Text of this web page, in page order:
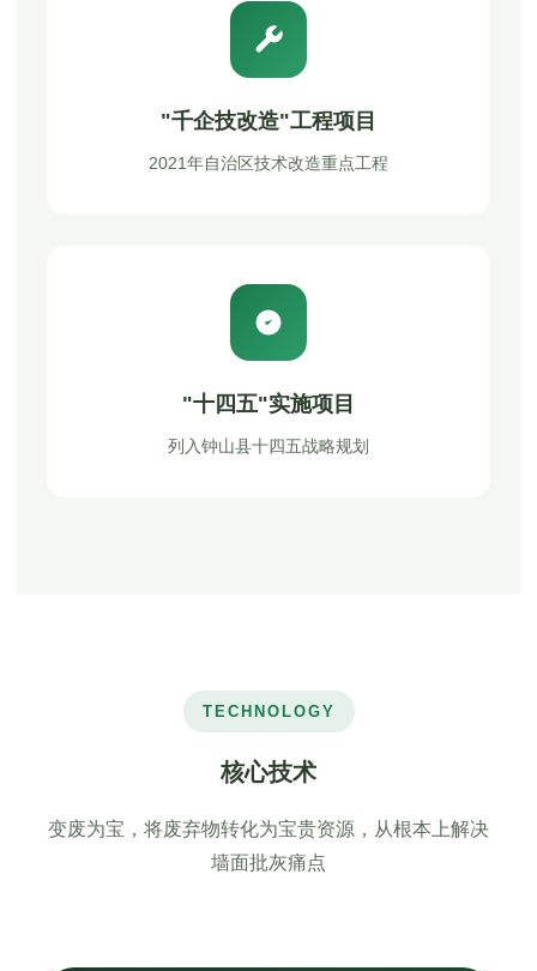
"千企技改造"工程项目
2021年自治区技术改造重点工程
"十四五"实施项目
列入钟山县十四五战略规划
TECHNOLOGY
核心技术
变废为宝，将废弃物转化为宝贵资源，从根本上解决
墙面批灰痛点